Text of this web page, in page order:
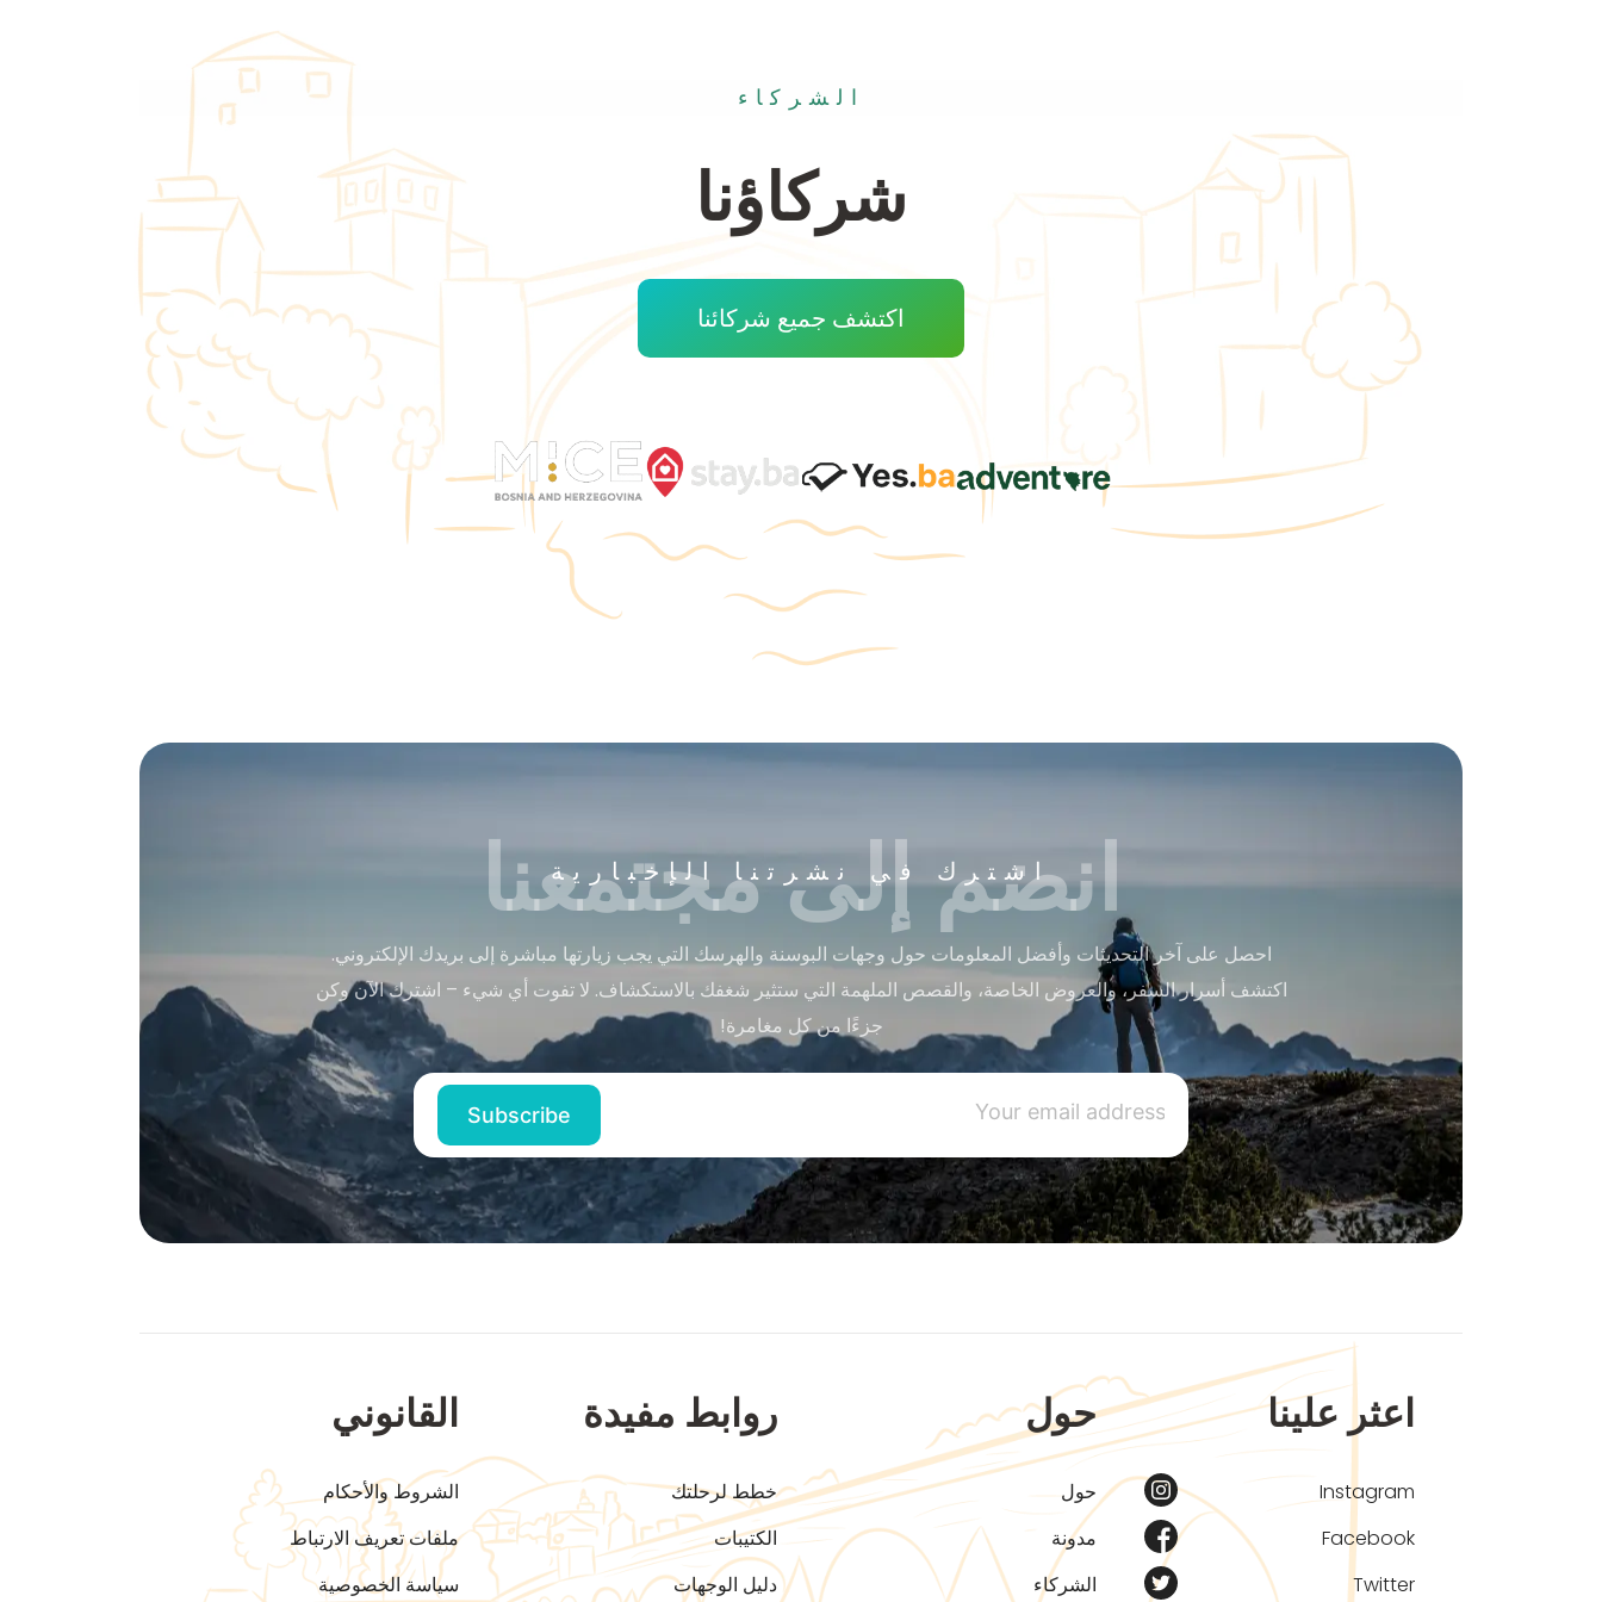
الشركاء
شركاؤنا
اكتشف جميع شركائنا
اشترك في نشرتنا الإخبارية
انضم إلى مجتمعنا
احصل على آخر التحديثات وأفضل المعلومات حول وجهات البوسنة والهرسك التي يجب زيارتها مباشرة إلى بريدك الإلكتروني.
اكتشف أسرار السفر، والعروض الخاصة، والقصص الملهمة التي ستثير شغفك بالاستكشاف. لا تفوت أي شيء – اشترك الآن وكن
جزءًا من كل مغامرة!
اعثر علينا
Instagram
Facebook
Twitter
حول
حول
مدونة
الشركاء
روابط مفيدة
خطط لرحلتك
الكتيبات
دليل الوجهات
القانوني
الشروط والأحكام
ملفات تعريف الارتباط
سياسة الخصوصية